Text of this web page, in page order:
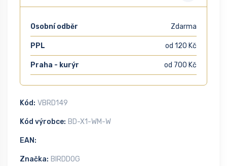
Osobní odběr Zdarma
PPL od 120 Kč
Praha - kurýr od 700 Kč
Kód: VBRD149
Kód výrobce: BD-X1-WM-W
EAN:
Značka: BIRDDOG